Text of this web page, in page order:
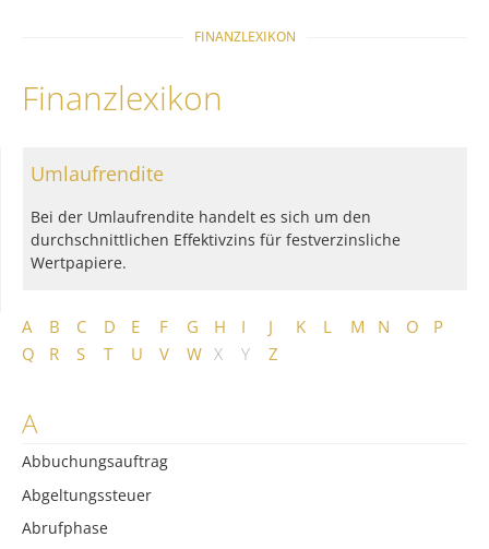
FINANZLEXIKON
Finanzlexikon
A B C D E F G H I J K L M N O
P
Q
R S T U V W X Y Z
A
Abbuchungsauftrag
Abgeltungssteuer
Abrufphase
Umlaufrendite
Bei der Umlaufrendite handelt es sich um den
durchschnittlichen Effektivzins für festverzinsliche
Wertpapiere.